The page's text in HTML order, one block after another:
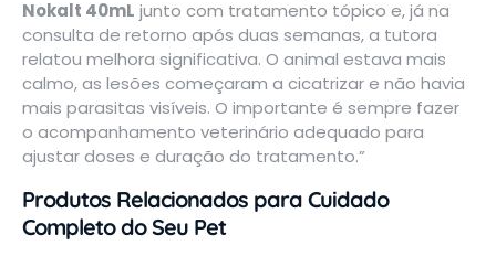
Nokalt 40mL junto com tratamento tópico e, já na
consulta de retorno após duas semanas, a tutora
relatou melhora significativa. O animal estava mais
calmo, as lesões começaram a cicatrizar e não havia
mais parasitas visíveis. O importante é sempre fazer
o acompanhamento veterinário adequado para
ajustar doses e duração do tratamento.”
Produtos Relacionados para Cuidado
Completo do Seu Pet